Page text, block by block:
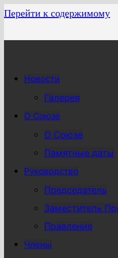
Перейти к содержимому
Новости
Галерея
О Союзе
О Союзе
Памятные даты
Руководство
Председатель
Заместитель
Правление
Члены